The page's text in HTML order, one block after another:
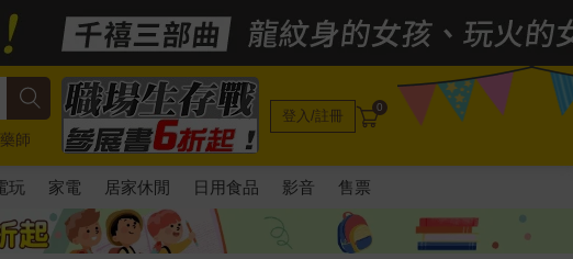
師
登入/註冊 0
玩 家電 居家休閒 日用食品 影音 售票